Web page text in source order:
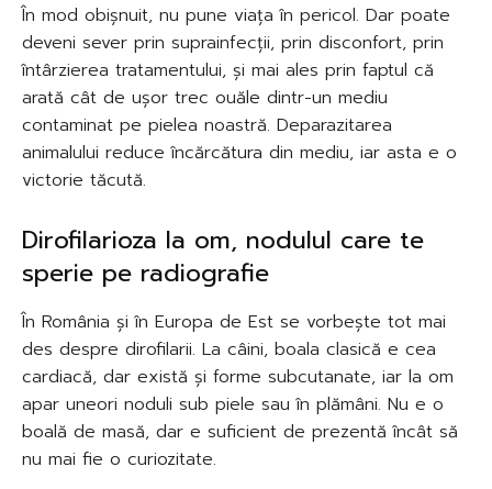
În mod obișnuit, nu pune viața în pericol. Dar poate
deveni sever prin suprainfecții, prin disconfort, prin
întârzierea tratamentului, și mai ales prin faptul că
arată cât de ușor trec ouăle dintr-un mediu
contaminat pe pielea noastră. Deparazitarea
animalului reduce încărcătura din mediu, iar asta e o
victorie tăcută.
Dirofilarioza la om, nodulul care te
sperie pe radiografie
În România și în Europa de Est se vorbește tot mai
des despre dirofilarii. La câini, boala clasică e cea
cardiacă, dar există și forme subcutanate, iar la om
apar uneori noduli sub piele sau în plămâni. Nu e o
boală de masă, dar e suficient de prezentă încât să
nu mai fie o curiozitate.